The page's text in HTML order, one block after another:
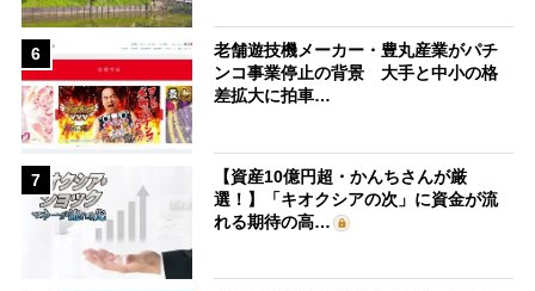
6
老舗遊技機メーカー・豊丸産業がパチ
ンコ事業停止の背景 大手と中小の格
差拡大に拍車…
7
【資産10億円超・かんちさんが厳
選！】「キオクシアの次」に資金が流
れる期待の高…